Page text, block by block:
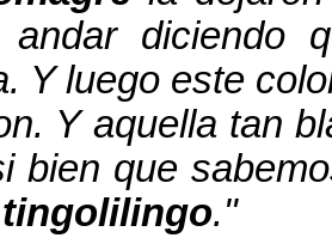
diciendo
Y luego este
Y aquella tan
bien que
tingolilingo."